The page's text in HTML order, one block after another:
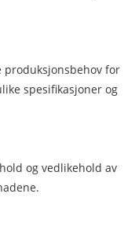
for
spesifikasjoner og
og vedlikehold av